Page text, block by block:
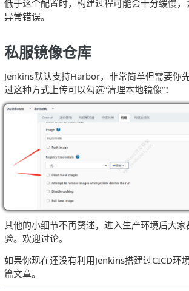
低于这个配置时，构建过程可能会十分缓慢
异常错误。
私服镜像仓库
Jenkins默认支持Harbor，非常简单但需要你
过这种方式上传可以勾选“清理本地镜像”：
其他的小细节不再赘述，进入生产环境后大
验。欢迎讨论。
如果你现在还没有利用Jenkins搭建过CICD环
篇文章。